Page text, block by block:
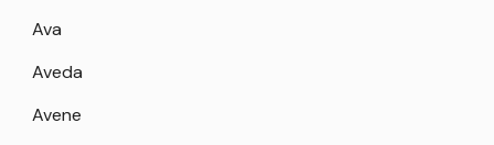
Ava
Aveda
Avene